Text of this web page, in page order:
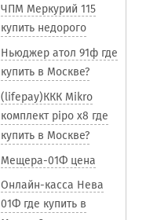
ЧПМ Меркурий 115
купить недорого
Ньюджер атол 91ф где
купить в Москве?
(lifepay)ККК Mikro
комплект pipo x8 где
купить в Москве?
Мещера-01Ф цена
Онлайн-касса Нева
01Ф где купить в